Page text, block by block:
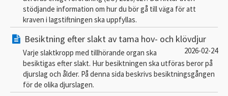
stödjande information om hur du bör gå till väga för att
kraven i lagstiftningen ska uppfyllas.
Besiktning efter slakt av tama hov- och klövdjur
2026-02-24
Varje slaktkropp med tillhörande organ ska
besiktigas efter slakt. Hur besiktningen ska utföras beror på
djurslag och ålder. På denna sida beskrivs besiktningsgången
för de olika djurslagen.